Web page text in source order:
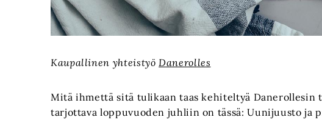
Kaupallinen yhteistyö Danerolles
Mitä ihmettä sitä tulikaan taas kehiteltyä Danerollesin
tarjottava loppuvuoden juhliin on tässä: Uunijuusto ja